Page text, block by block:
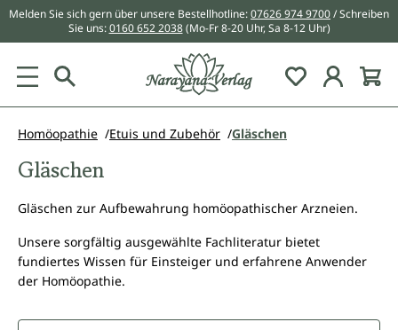
springen
Melden Sie sich gern über unsere Bestellhotline:07626 974 9700/ Schreiben
Sie uns:0160 652 2038 (Mo-Fr 8-20 Uhr, Sa 8-12 Uhr)
Du hast 0
Homöopathie Etuis und Zubehör Gläschen
Gläschen
Gläschen zur Aufbewahrung homöopathischer Arzneien.
Unsere sorgfältig ausgewählte Fachliteratur bietet
fundiertes Wissen für Einsteiger und erfahrene Anwender
der Homöopathie.